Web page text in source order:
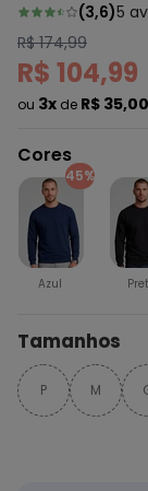
(3,6)5
R$ 174,99
R$ 104,99
ou 3x de R$ 35,00
Cores
45%
Azul
Tamanhos
P M